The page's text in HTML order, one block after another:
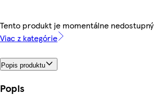
Tento produkt je momentálne nedostupný
Viac z kategórie
Popis produktu
Popis